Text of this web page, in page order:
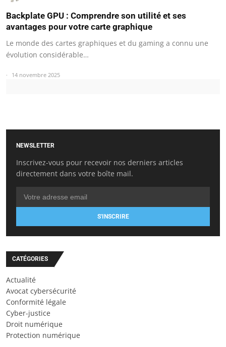
Backplate GPU : Comprendre son utilité et ses
avantages pour votre carte graphique
Le monde des cartes graphiques et du gaming a connu une
évolution considérable…
14 novembre 2025
NEWSLETTER
Inscrivez-vous pour recevoir nos derniers articles
directement dans votre boîte mail.
S'INSCRIRE
CATÉGORIES
Actualité
Avocat cybersécurité
Conformité légale
Cyber-justice
Droit numérique
Protection numérique